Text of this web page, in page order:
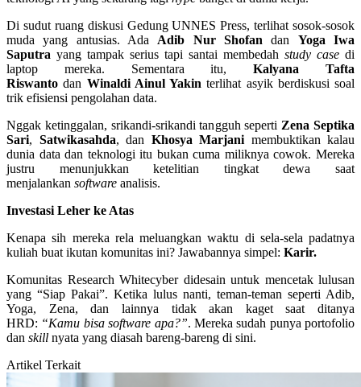
Di sudut ruang diskusi Gedung UNNES Press, terlihat sosok-sosok
muda yang antusias. Ada Adib Nur Shofan dan Yoga Iwa
Saputra yang tampak serius tapi santai membedah study case di
laptop mereka. Sementara itu,Kalyana Tafta
Riswanto dan Winaldi Ainul Yakin terlihat asyik berdiskusi soal
trik efisiensi pengolahan data.
Nggak ketinggalan, srikandi-srikandi tangguh seperti Zena Septika
Sari, Satwikasahda, dan Khosya Marjani membuktikan kalau
dunia data dan teknologi itu bukan cuma miliknya cowok. Mereka
justru menunjukkan ketelitian tingkat dewa saat
menjalankan software analisis.
Investasi Leher ke Atas
Kenapa sih mereka rela meluangkan waktu di sela-sela padatnya
kuliah buat ikutan komunitas ini? Jawabannya simpel: Karir.
Komunitas Research Whitecyber didesain untuk mencetak lulusan
yang “Siap Pakai”. Ketika lulus nanti, teman-teman seperti Adib,
Yoga, Zena, dan lainnya tidak akan kaget saat ditanya
HRD: “Kamu bisa software apa?”. Mereka sudah punya portofolio
dan skill nyata yang diasah bareng-bareng di sini.
Artikel Terkait